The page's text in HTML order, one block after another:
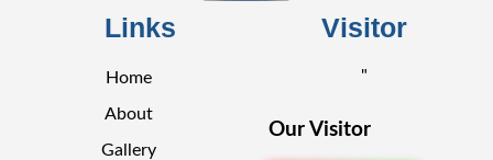
Links
Home
About
Gallery
Visitor
"
Our Visitor